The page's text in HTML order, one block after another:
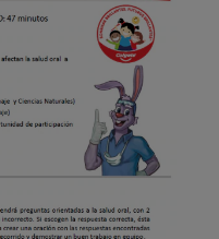
CHEQUEO DE SALUD BUCAL
SELECCIÓN DE PRODUCTOS
PARA PROFESIONALES